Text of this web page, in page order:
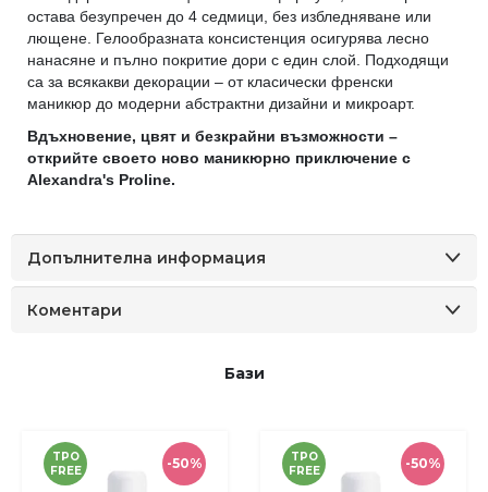
остава безупречен до 4 седмици, без избледняване или
лющене. Гелообразната консистенция осигурява лесно
нанасяне и пълно покритие дори с един слой. Подходящи
са за всякакви декорации – от класически френски
маникюр до модерни абстрактни дизайни и микроарт.
Вдъхновение, цвят и безкрайни възможности –
открийте своето ново маникюрно приключение с
Alexandra's Proline.
Допълнителна информация
Коментари
Бази
-50%
TPO
FREE
-50%
TPO
FREE